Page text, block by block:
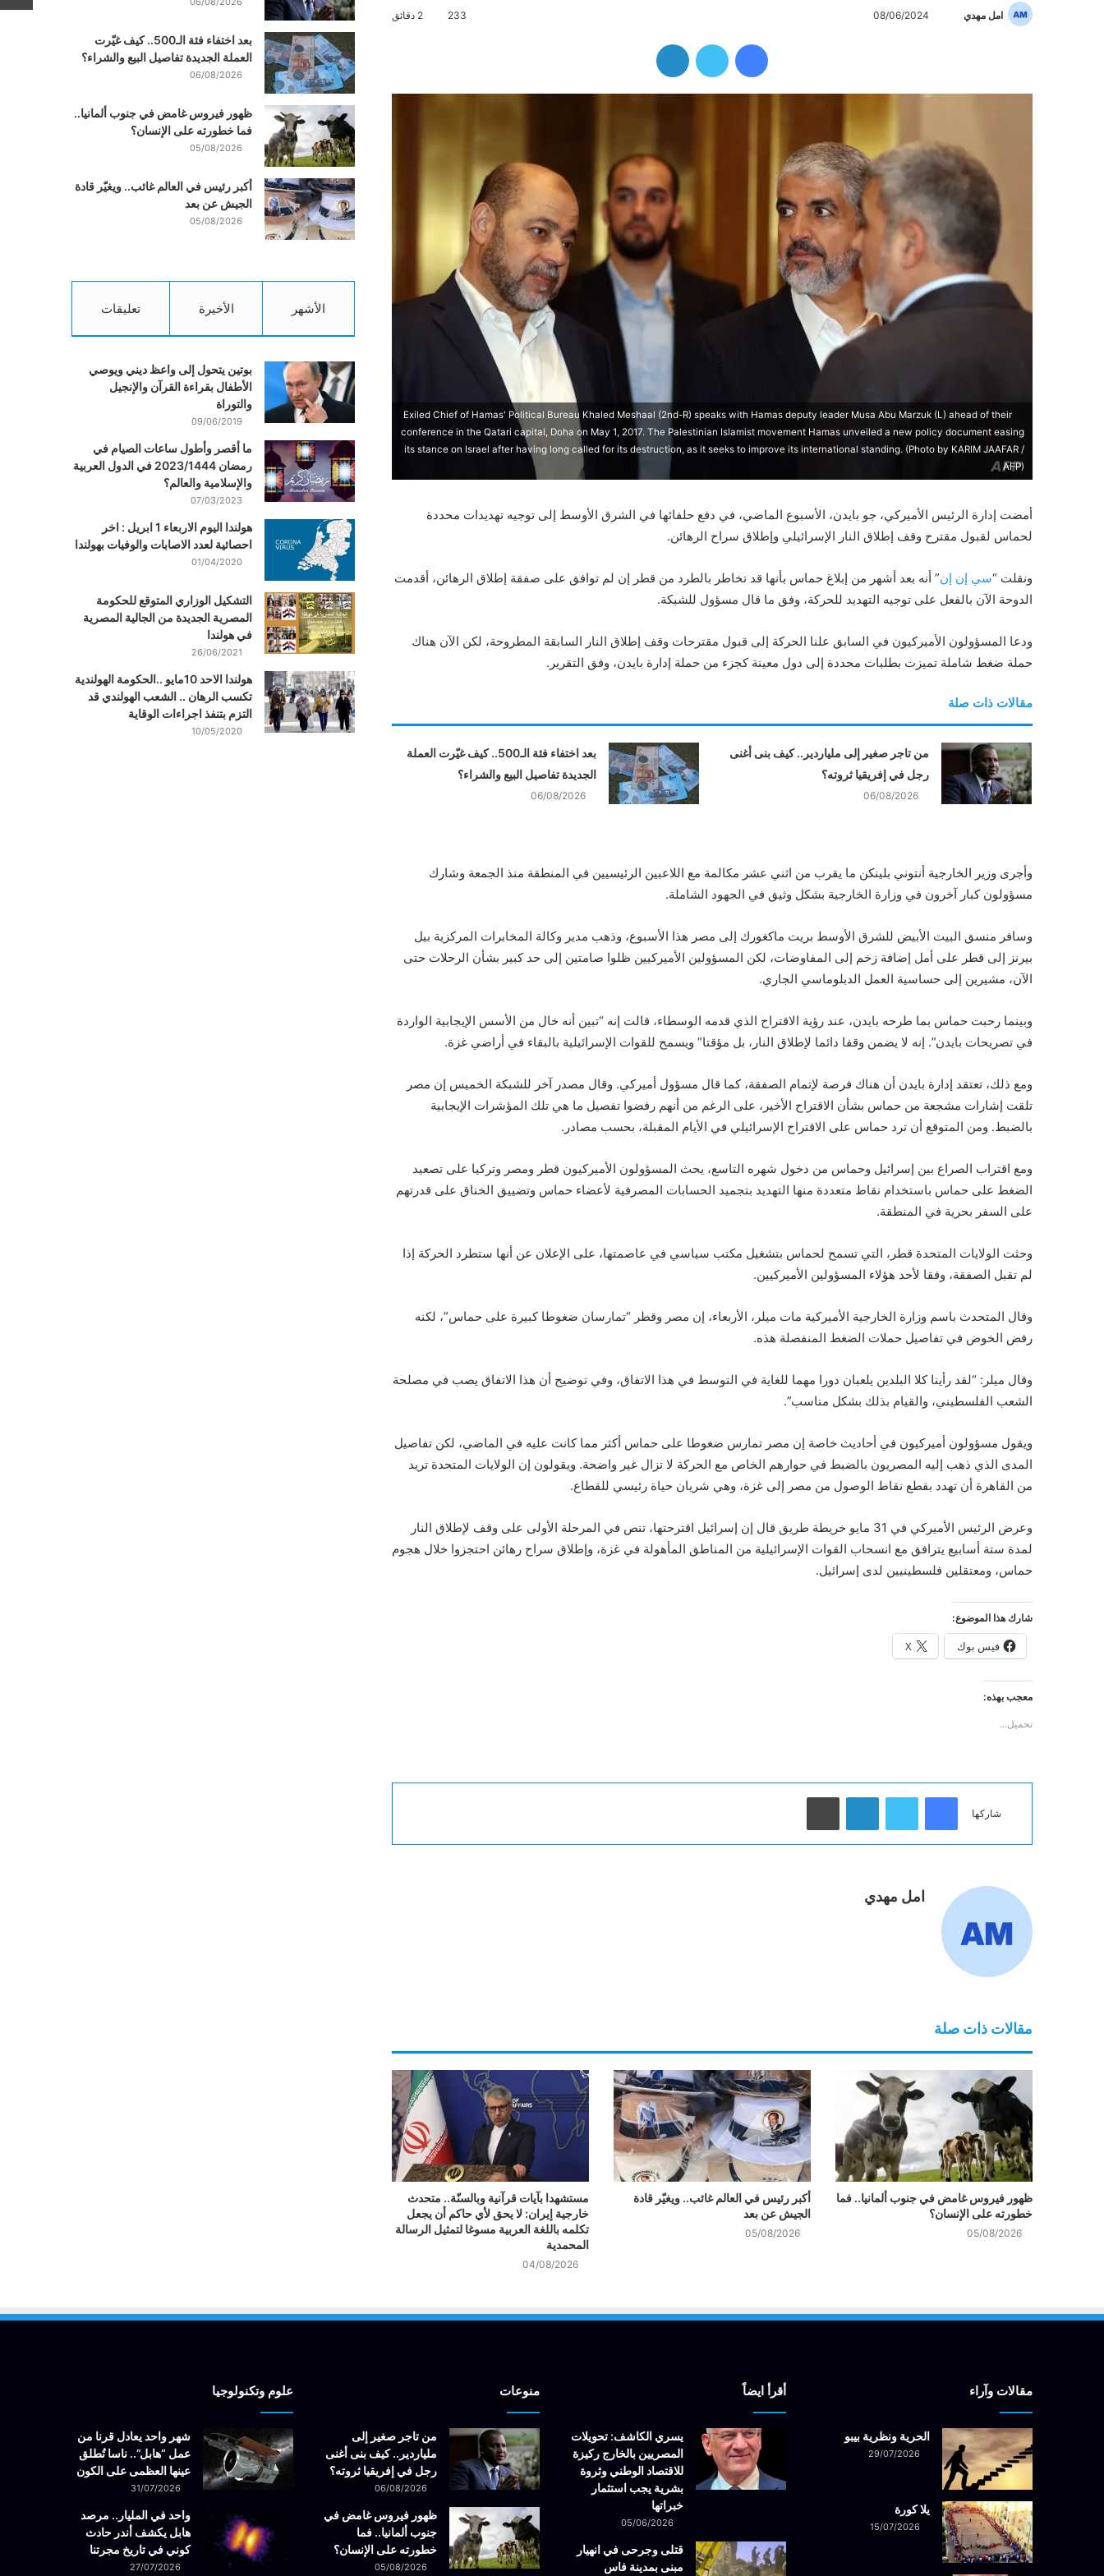
امل مهدي
ب
د
ا
ت
ر
08/06/2024
233
Exiled Chief of Hamas' Political Bureau Khaled Meshaal (2nd-R) speaks with Hamas deputy leader Musa Abu Marzuk (L) ahead of their
conference in the Qatari capital, Doha on May 1, 2017. The Palestinian Islamist movement Hamas unveiled a new policy document easing
its stance on Israel after having long called for its destruction, as it seeks to improve its international standing. (Photo by KARIM JAAFAR /
AFP)
أمضت إدارة الرئيس الأميركي، جو بايدن، الأسبوع الماضي، في دفع حلفائها في الشرق الأوسط إلى توجيه تهديدات محددة
لحماس لقبول مقترح وقف إطلاق النار الإسرائيلي وإطلاق سراح الرهائن.
ونقلت “سي إن إن” أنه بعد أشهر من إبلاغ حماس بأنها قد تخاطر بالطرد من قطر إن لم توافق على صفقة إطلاق الرهائن، أقدمت
الدوحة الآن بالفعل على توجيه التهديد للحركة، وفق ما قال مسؤول للشبكة.
ودعا المسؤولون الأميركيون في السابق علنا الحركة إلى قبول مقترحات وقف إطلاق النار السابقة المطروحة، لكن الآن هناك
حملة ضغط شاملة تميزت بطلبات محددة إلى دول معينة كجزء من حملة إدارة بايدن، وفق التقرير.
مقالات ذات صلة
من تاجر صغير إلى ملياردير.. كيف بنى أغنى
رجل في إفريقيا ثروته؟
06/08/2026
بعد اختفاء فئة الـ500.. كيف غيّرت العملة
الجديدة تفاصيل البيع والشراء؟
06/08/2026
وأجرى وزير الخارجية أنتوني بلينكن ما يقرب من اثني عشر مكالمة مع اللاعبين الرئيسيين في المنطقة منذ الجمعة وشارك
مسؤولون كبار آخرون في وزارة الخارجية بشكل وثيق في الجهود الشاملة.
وسافر منسق البيت الأبيض للشرق الأوسط بريت ماكغورك إلى مصر هذا الأسبوع، وذهب مدير وكالة المخابرات المركزية بيل
بيرنز إلى قطر على أمل إضافة زخم إلى المفاوضات، لكن المسؤولين الأميركيين ظلوا صامتين إلى حد كبير بشأن الرحلات حتى
الآن، مشيرين إلى حساسية العمل الدبلوماسي الجاري.
وبينما رحبت حماس بما طرحه بايدن، عند رؤية الاقتراح الذي قدمه الوسطاء، قالت إنه “تبين أنه خال من الأسس الإيجابية الواردة
في تصريحات بايدن”. إنه لا يضمن وقفا دائما لإطلاق النار، بل مؤقتا” ويسمح للقوات الإسرائيلية بالبقاء في أراضي غزة.
ومع ذلك، تعتقد إدارة بايدن أن هناك فرصة لإتمام الصفقة، كما قال مسؤول أميركي. وقال مصدر آخر للشبكة الخميس إن مصر
تلقت إشارات مشجعة من حماس بشأن الاقتراح الأخير، على الرغم من أنهم رفضوا تفصيل ما هي تلك المؤشرات الإيجابية
بالضبط. ومن المتوقع أن ترد حماس على الاقتراح الإسرائيلي في الأيام المقبلة، بحسب مصادر.
ومع اقتراب الصراع بين إسرائيل وحماس من دخول شهره التاسع، يحث المسؤولون الأميركيون قطر ومصر وتركيا على تصعيد
الضغط على حماس باستخدام نقاط متعددة منها التهديد بتجميد الحسابات المصرفية لأعضاء حماس وتضييق الخناق على قدرتهم
على السفر بحرية في المنطقة.
وحثت الولايات المتحدة قطر، التي تسمح لحماس بتشغيل مكتب سياسي في عاصمتها، على الإعلان عن أنها ستطرد الحركة إذا
لم تقبل الصفقة، وفقا لأحد هؤلاء المسؤولين الأميركيين.
وقال المتحدث باسم وزارة الخارجية الأميركية مات ميلر، الأربعاء، إن مصر وقطر “تمارسان ضغوطا كبيرة على حماس”، لكنه
رفض الخوض في تفاصيل حملات الضغط المنفصلة هذه.
وقال ميلر: “لقد رأينا كلا البلدين يلعبان دورا مهما للغاية في التوسط في هذا الاتفاق، وفي توضيح أن هذا الاتفاق يصب في مصلحة
الشعب الفلسطيني، والقيام بذلك بشكل مناسب”.
ويقول مسؤولون أميركيون في أحاديث خاصة إن مصر تمارس ضغوطا على حماس أكثر مما كانت عليه في الماضي، لكن تفاصيل
المدى الذي ذهب إليه المصريون بالضبط في حوارهم الخاص مع الحركة لا تزال غير واضحة. ويقولون إن الولايات المتحدة تريد
من القاهرة أن تهدد بقطع نقاط الوصول من مصر إلى غزة، وهي شريان حياة رئيسي للقطاع.
وعرض الرئيس الأميركي في 31 مايو خريطة طريق قال إن إسرائيل اقترحتها، تنص في المرحلة الأولى على وقف لإطلاق النار
لمدة ستة أسابيع يترافق مع انسحاب القوات الإسرائيلية من المناطق المأهولة في غزة، وإطلاق سراح رهائن احتجزوا خلال هجوم
حماس، ومعتقلين فلسطينيين لدى إسرائيل.
شارك هذا الموضوع:
فيس بوك X
معجب بهذه:
تحميل...
شاركها
فيسبوك لينكدإن
امل مهدي
مقالات ذات صلة
ظهور فيروس غامض في جنوب ألمانيا.. فما
خطورته على الإنسان؟
05/08/2026
أكبر رئيس في العالم غائب.. ويغيّر قادة
الجيش عن بعد
05/08/2026
مستشهدا بآيات قرآنية وبالسنّة.. متحدث
خارجية إيران: لا يحق لأي حاكم أن يجعل
تكلمه باللغة العربية مسوغا لتمثيل الرسالة
المحمدية
04/08/2026
بعد اختفاء فئة الـ500.. كيف غيّرت
العملة الجديدة تفاصيل البيع والشراء؟
06/08/2026
ظهور فيروس غامض في جنوب ألمانيا..
فما خطورته على الإنسان؟
05/08/2026
أكبر رئيس في العالم غائب.. ويغيّر قادة
الجيش عن بعد
05/08/2026
الأشهر الأخيرة تعليقات
بوتين يتحول إلى واعظ ديني ويوصي
الأطفال بقراءة القرآن والإنجيل
والتوراة
09/06/2019
ما أقصر وأطول ساعات الصيام في
رمضان 2023/1444 في الدول العربية
والإسلامية والعالم؟
07/03/2023
هولندا اليوم الاربعاء 1 ابريل : اخر
احصائية لعدد الاصابات والوفيات بهولندا
01/04/2020
التشكيل الوزاري المتوقع للحكومة
المصرية الجديدة من الجالية المصرية
في هولندا
26/06/2021
هولندا الاحد 10مايو ..الحكومة الهولندية
تكسب الرهان .. الشعب الهولندي قد
التزم بتنفذ اجراءات الوقاية
10/05/2020
مقالات وآراء
الحرية ونظرية بيبو
29/07/2026
يلا كورة
15/07/2026
أقرأ ايضاً
يسري الكاشف: تحويلات
المصريين بالخارج ركيزة
للاقتصاد الوطني وثروة
بشرية يجب استثمار
خبراتها
05/06/2026
قتلى وجرحى في انهيار
مبنى بمدينة فاس
منوعات
من تاجر صغير إلى
ملياردير.. كيف بنى أغنى
رجل في إفريقيا ثروته؟
06/08/2026
ظهور فيروس غامض في
جنوب ألمانيا.. فما
خطورته على الإنسان؟
05/08/2026
علوم وتكنولوجيا
شهر واحد يعادل قرنا من
عمل “هابل”.. ناسا تُطلق
عينها العظمى على الكون
31/07/2026
واحد في المليار.. مرصد
هابل يكشف أندر حادث
كوني في تاريخ مجرتنا
27/07/2026